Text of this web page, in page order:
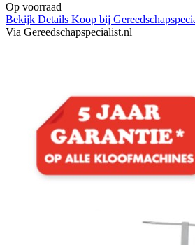
Op voorraad
Bekijk Details Koop bij
Via Gereedschapspecialist.nl